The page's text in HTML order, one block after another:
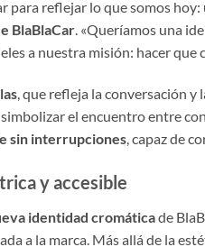
para reflejar lo que somos
BlaBlaCar . «Queríamos una
a nuestra misión: hacer que
, que refleja la conversación y
el encuentro entre
sin interrupciones , capaz de
y accesible
identidad cromáticade
a la marca. Más allá de la